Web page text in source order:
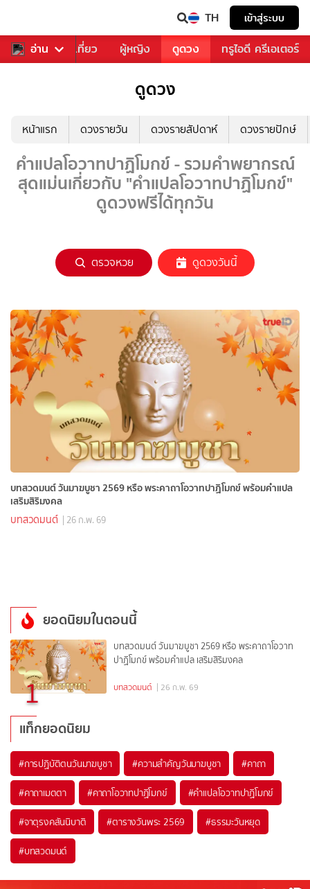
TH เข้าสู่ระบบ
อ่าน
อาหาร ท่องเที่ยว ผู้หญิง ดูดวง ทรูไอดี ครีเอเตอร์
ดูดวง
หน้าแรก ดวงรายวัน ดวงรายสัปดาห์ ดวงรายปักษ์
คำแปลโอวาทปาฏิโมกข์ - รวมคำพยากรณ์
สุดแม่นเกี่ยวกับ "คำแปลโอวาทปาฏิโมกข์"
ดูดวงฟรีได้ทุกวัน
ตรวจหวย ดูดวงวันนี้
บทสวดมนต์ วันมาฆบูชา 2569 หรือ พระคาถาโอวาทปาฏิโมกข์ พร้อมคำแปล
เสริมสิริมงคล
บทสวดมนต์ | 26 ก.พ. 69
ยอดนิยมในตอนนี้
1
บทสวดมนต์ วันมาฆบูชา 2569 หรือ พระคาถาโอวาท
ปาฏิโมกข์ พร้อมคำแปล เสริมสิริมงคล
บทสวดมนต์ | 26 ก.พ. 69
แท็กยอดนิยม
#การปฏิบัติตนวันมาฆบูชา #ความสำคัญวันมาฆบูชา #คาถา
#คาถาเมตตา #คาถาโอวาทปาฏิโมกข์ #คำแปลโอวาทปาฏิโมกข์
#จาตุรงคสันนิบาติ #ตารางวันพระ 2569 #ธรรมะวันหยุด
#บทสวดมนต์